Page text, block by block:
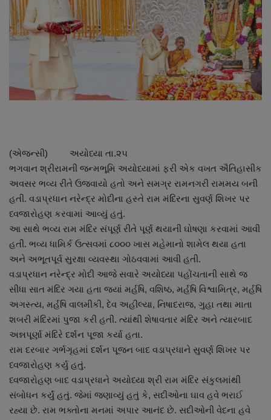
About Author
Contact
Dipotsav Special
આંતરરાષ્ટ્રીય
ગુજરાત
જુનાગઢ
Support US
બજારના સમાચાર
નાણાંકીય સમાચાર
સ્થાનિક સમાચાર
સ્પોર્ટ્સ
રાશિફળ
ગુનાખોરી
(એજન્સી) અયોધ્યા તા.૨૫
ભગવાન શ્રીરામની જન્મભૂમિ અયોધ્યામાં ફરી એક વખત ઐતિહાસીક
અવસર ભવ્ય રીતે ઉજવાયો હતો અને સમગ્ર રામનગરી રામમય બની
હતી. વડાપ્રધાન નરેન્દ્ર મોદીના હસ્તે રામ મંદિરના સુવર્ણ શિખર પર
ધ્વજારોહણ કરવામાં આવ્યું હતું.
આ સાથે ભવ્ય રામ મંદિર સંપૂર્ણ રીતે પૂર્ણ થયાની ઘોષણા કરવામાં આવી
હતી. ભવ્ય ધામિર્ક ઉત્સવમાં ૮૦૦૦ ખાસ મહેમાનો શામેલ થયા હતા
અને અભૂતપૂર્વ સુરક્ષા વ્યવસ્થા ગોઠવવામાં આવી હતી.
વડાપ્રધાન નરેન્દ્ર મોદી આજે સવારે અયોધ્યા પહોંચતાની સાથે જ
સીધા સાત મંદિર ગયા હતા જયાં મર્હષિ, વશિષ્ઠ, મર્હષિ વિશ્વામિત્ર, મર્હષિ
અગસ્ત્ય, મર્હષિ વાલમીકી, દેવ અહીલ્યા, નિષાદરાજ, ગુહા તથા માતા
શબરી મંદિરમાં પુજા કરી હતી. ત્યાંથી શેષાવતાર મંદિર અને ત્યારબાદ
અન્નપૂર્ણા મંદિરે દર્શન પૂજા કર્યા હતા.
રામ દરબાર ગર્ભગૃહમાં દર્શન પૂજન બાદ વડાપ્રધાને સુવર્ણ શિખર પર
ધ્વજારોહણ કર્યુ હતું.
ધ્વજારોહણ બાદ વડાપ્રધાને અયોધ્યા શ્રી રામ મંદિર સંકુલમાંથી
સંબોધન કર્યું હતું. જેમાં જણાવ્યું હતું કે, સદીઓના ઘાવ હવે ભરાઈ
રહ્યા છે. રામ ભક્તોના મનમાં અપાર આનંદ છે. સદીઓની વેદના હવે